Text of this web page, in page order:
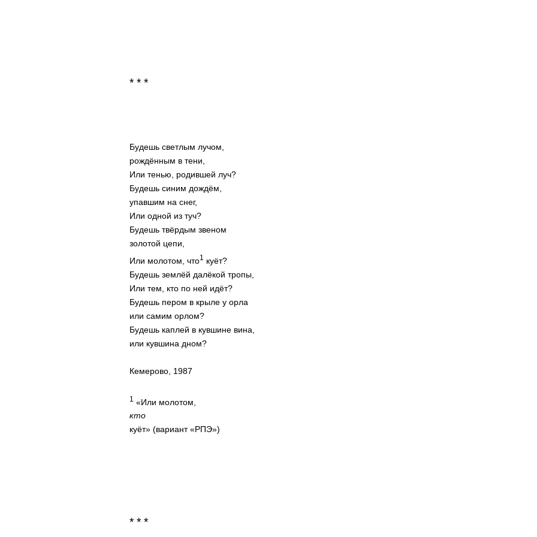
* * *
Будешь светлым лучом,
рождённым в тени,
Или тенью, родившей луч?
Будешь синим дождём,
упавшим на снег,
Или одной из туч?
Будешь твёрдым звеном
золотой цепи,
Или молотом, что1
куёт?
Будешь землёй далёкой тропы,
Или тем, кто по ней идёт?
Будешь пером в крыле у орла
или самим орлом?
Будешь каплей в кувшине вина,
или кувшина дном?
Кемерово, 1987
1 «Или молотом,
кто
куёт» (вариант «РПЭ»)
* * *